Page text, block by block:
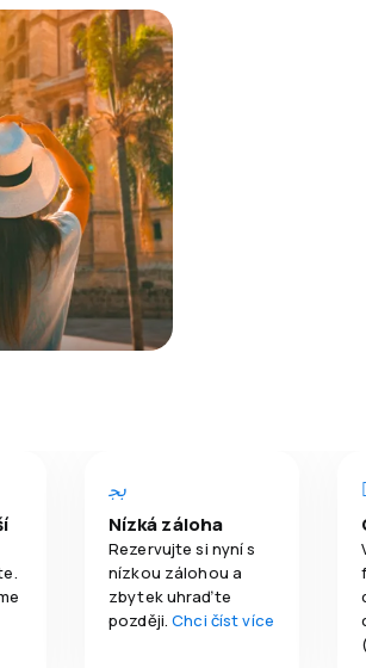
Nízká záloha
Rezervujte si nyní s
nízkou zálohou a
zbytek uhraďte
později.Chci číst více